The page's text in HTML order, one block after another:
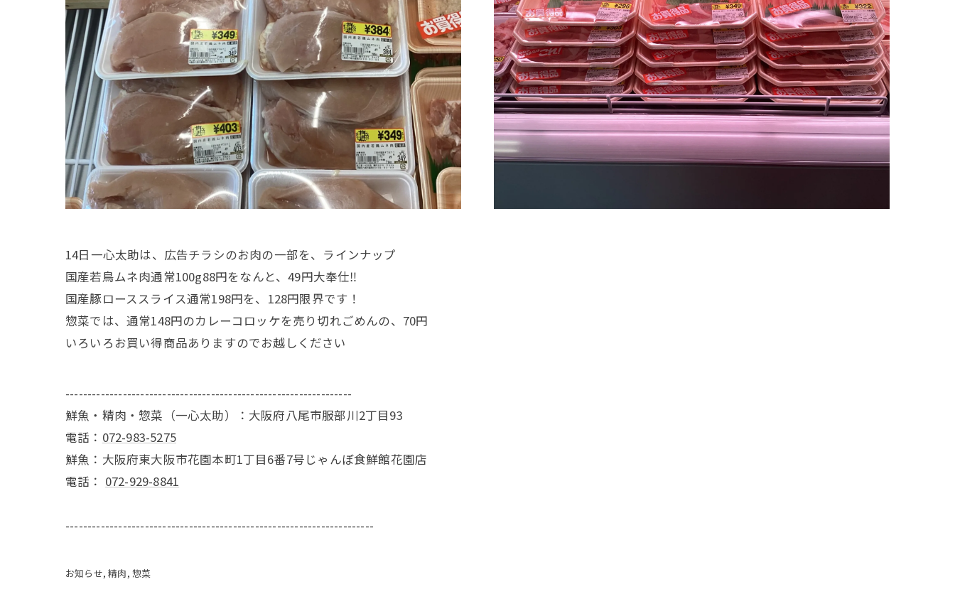
14日一心太助は、広告チラシのお肉の一部を、ラインナップ
国産若鳥ムネ肉通常100g88円をなんと、49円大奉仕‼️
国産豚ローススライス通常198円を、128円限界です！
惣菜では、通常148円のカレーコロッケを売り切れごめんの、70円
いろいろお買い得商品ありますのでお越しください
-----------------------------------------------------------------
鮮魚・精肉・惣菜（一心太助）：大阪府八尾市服部川2丁目93
電話： 072-983-5275
鮮魚：大阪府東大阪市花園本町1丁目6番7号じゃんぼ食鮮館花園店
電話： 072-929-8841
----------------------------------------------------------------------
お知らせ 精肉 惣菜